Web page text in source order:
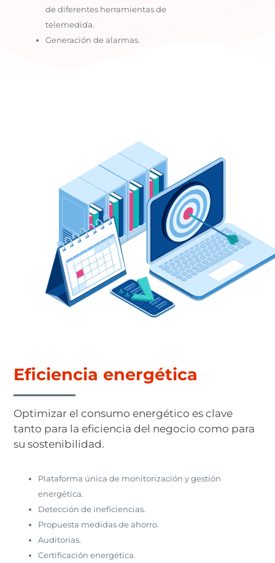
de diferentes herramientas de
telemedida.
Generación de alarmas.
Eficiencia energética
Optimizar el consumo energético es clave
tanto para la eficiencia del negocio como para
su sostenibilidad.
Plataforma única de monitorización y gestión
energética.
Detección de ineficiencias.
Propuesta medidas de ahorro.
Auditorias.
Certificación energética.